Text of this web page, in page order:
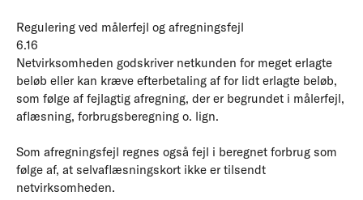
Regulering ved målerfejl og afregningsfejl
6.16
Netvirksomheden godskriver netkunden for meget erlagte
beløb eller kan kræve efterbetaling af for lidt erlagte beløb,
som følge af fejlagtig afregning, der er begrundet i målerfejl,
aflæsning, forbrugsberegning o. lign.
Som afregningsfejl regnes også fejl i beregnet forbrug som
følge af, at selvaflæsningskort ikke er tilsendt
netvirksomheden.